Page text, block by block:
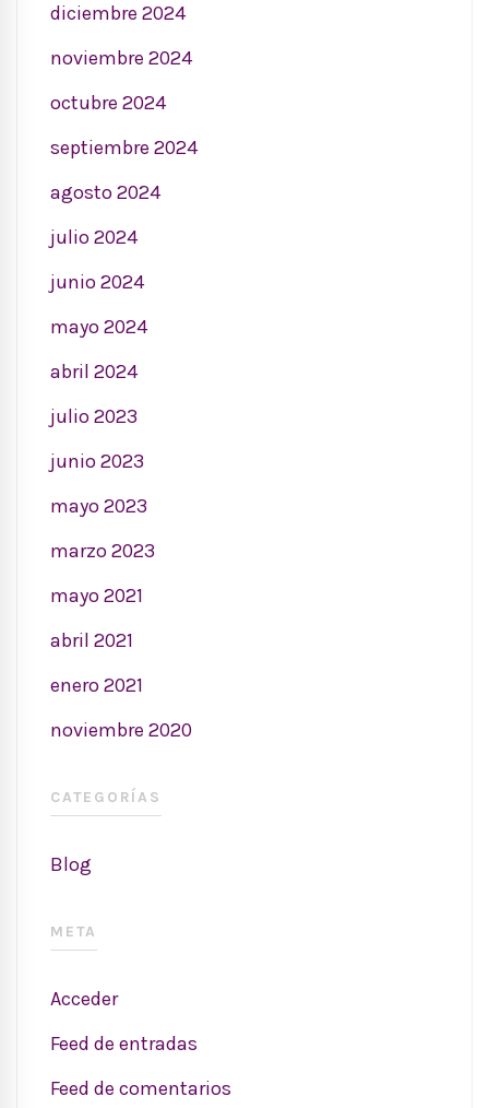
diciembre 2024
noviembre 2024
octubre 2024
septiembre 2024
agosto 2024
julio 2024
junio 2024
mayo 2024
abril 2024
julio 2023
junio 2023
mayo 2023
marzo 2023
mayo 2021
abril 2021
enero 2021
noviembre 2020
CATEGORÍAS
Blog
META
Acceder
Feed de entradas
Feed de comentarios